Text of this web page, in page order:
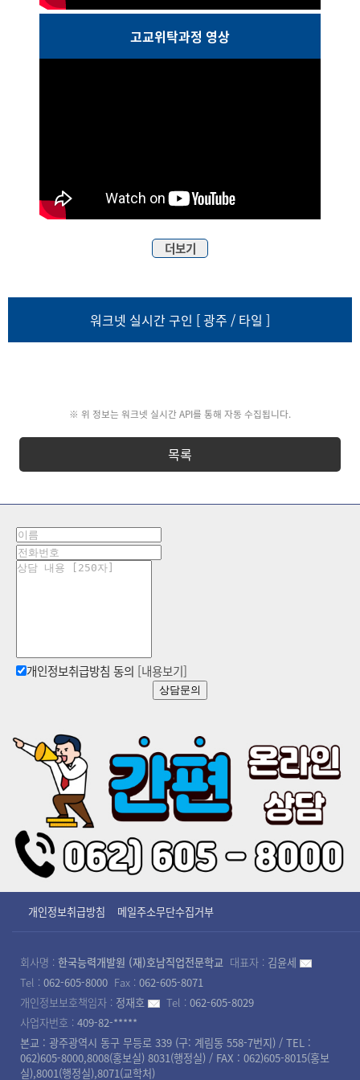
고교위탁과정 영상
더보기
워크넷 실시간 구인 [ 광주 / 타일 ]
※ 위 정보는 워크넷 실시간 API를 통해 자동 수집됩니다.
목록
개인정보취급방침 동의 [내용보기]
상담문의
개인정보취급방침 메일주소무단수집거부
회사명 : 한국능력개발원 (재)호남직업전문학교 대표자 : 김윤세
Tel : 062-605-8000 Fax : 062-605-8071
개인정보보호책임자 : 정재호 Tel : 062-605-8029
사업자번호 : 409-82-*****
본교 : 광주광역시 동구 무등로 339 (구: 계림동 558-7번지) / TEL :
062)605-8000,8008(홍보실) 8031(행정실) / FAX : 062)605-8015(홍보
실),8001(행정실),8071(교학처)